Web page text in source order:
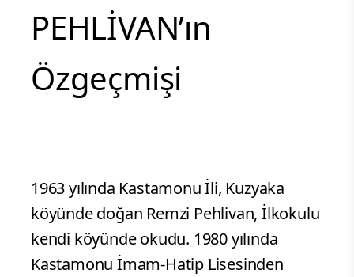
PEHLİVAN’ın
Özgeçmişi
1963 yılında Kastamonu İli, Kuzyaka
köyünde doğan Remzi Pehlivan, İlkokulu
kendi köyünde okudu. 1980 yılında
Kastamonu İmam-Hatip Lisesinden